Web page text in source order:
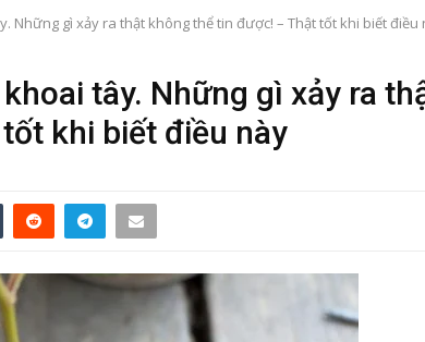
Những gì xảy ra thật không thể tin được! – Thật tốt khi biết điều
tây. Những gì xảy ra
khi biết điều này